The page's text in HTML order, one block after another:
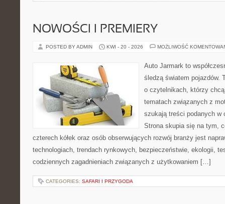
NOWOŚCI I PREMIERY
POSTED BY ADMIN KWI - 20 - 2026 MOŻLIWOŚĆ
Auto Jarmark to
śledzą światem pojazdów.
o czytelnikach, którzy
tematach związanych z
szukają treści podanych
Strona skupia się na tym,
czterech kółek oraz osób obserwujących rozwój branży jest
technologiach, trendach rynkowych, bezpieczeństwie, ekologii,
codziennych zagadnieniach związanych z użytkowaniem […]
CATEGORIES: SAFARI I PRZYGODA